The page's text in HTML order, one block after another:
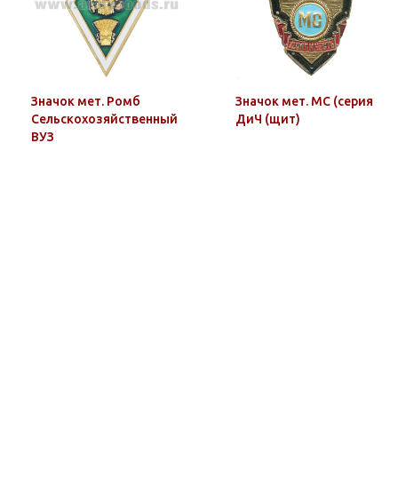
Значок мет. Ромб
Сельскохозяйственный
ВУЗ
Значок мет. МС (серия
ДиЧ (щит)